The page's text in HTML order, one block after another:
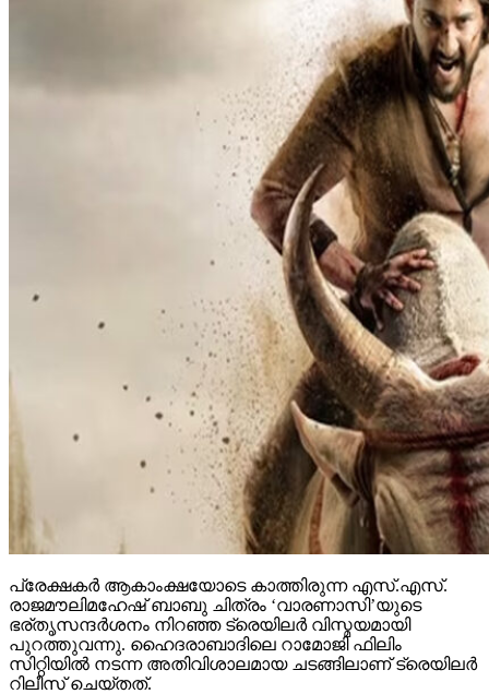
പ്രേക്ഷകര്‍ ആകാംക്ഷയോടെ കാത്തിരുന്ന എസ്.എസ്.
രാജമൗലിമഹേഷ് ബാബു ചിത്രം ‘വാരണാസി’യുടെ
ഭര്തൃസന്ദര്‍ശനം നിറഞ്ഞ ട്രെയിലര്‍ വിസ്മയമായി
പുറത്തുവന്നു. ഹൈദരാബാദിലെ റാമോജി ഫിലിം
സിറ്റിയില്‍ നടന്ന അതിവിശാലമായ ചടങ്ങിലാണ് ട്രെയിലര്‍
റിലീസ് ചെയ്തത്.